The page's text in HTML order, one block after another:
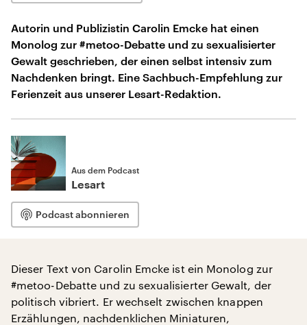
Autorin und Publizistin Carolin Emcke hat einen
Monolog zur #metoo-Debatte und zu sexualisierter
Gewalt geschrieben, der einen selbst intensiv zum
Nachdenken bringt. Eine Sachbuch-Empfehlung zur
Ferienzeit aus unserer Lesart-Redaktion.
Aus dem Podcast
Lesart
Podcast abonnieren
Dieser Text von Carolin Emcke ist ein Monolog zur
#metoo-Debatte und zu sexualisierter Gewalt, der
politisch vibriert. Er wechselt zwischen knappen
Erzählungen, nachdenklichen Miniaturen,